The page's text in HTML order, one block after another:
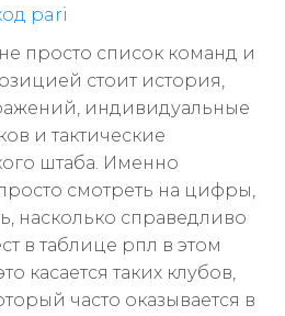
pari
просто список команд и
стоит история,
индивидуальные
и тактические
штаба. Именно
смотреть на цифры,
насколько справедливо
в таблице рпл в этом
касается таких клубов,
часто оказывается в